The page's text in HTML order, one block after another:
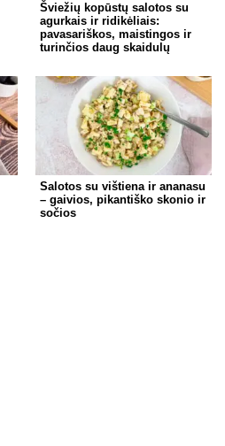
Šviežių kopūstų salotos su
agurkais ir ridikėliais:
pavasariškos, maistingos ir
turinčios daug skaidulų
Salotos su vištiena ir ananasu
– gaivios, pikantiško skonio ir
sočios